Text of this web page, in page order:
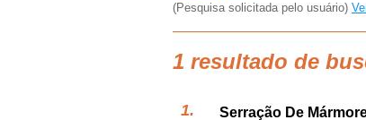
(Pesquisa solicitada pelo usuário)
1 resultado de
Serração De